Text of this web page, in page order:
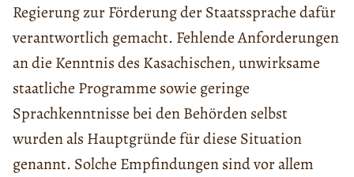
Regierung zur Förderung der Staatssprache dafür
verantwortlich gemacht. Fehlende Anforderungen
an die Kenntnis des Kasachischen, unwirksame
staatliche Programme sowie geringe
Sprachkenntnisse bei den Behörden selbst
wurden als Hauptgründe für diese Situation
genannt. Solche Empfindungen sind vor allem